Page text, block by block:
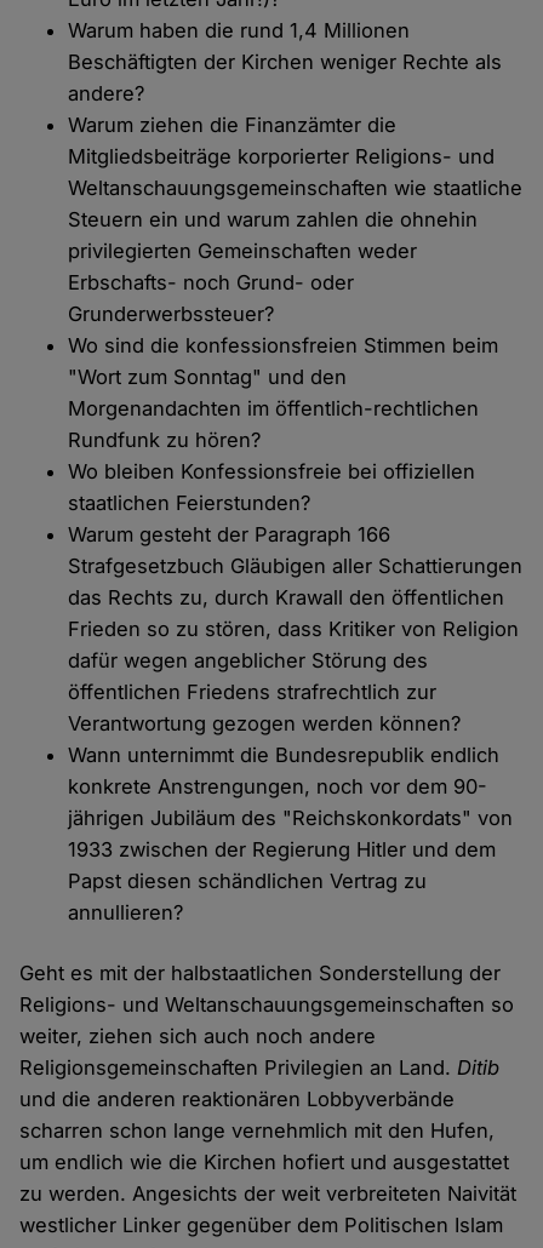
Warum haben die rund 1,4 Millionen
Beschäftigten der Kirchen weniger Rechte als
andere?
Warum ziehen die Finanzämter die
Mitgliedsbeiträge korporierter Religions- und
Weltanschauungsgemeinschaften wie staatliche
Steuern ein und warum zahlen die ohnehin
privilegierten Gemeinschaften weder
Erbschafts- noch Grund- oder
Grunderwerbssteuer?
Wo sind die konfessionsfreien Stimmen beim
"Wort zum Sonntag" und den
Morgenandachten im öffentlich-rechtlichen
Rundfunk zu hören?
Wo bleiben Konfessionsfreie bei offiziellen
staatlichen Feierstunden?
Warum gesteht der Paragraph 166
Strafgesetzbuch Gläubigen aller Schattierungen
das Rechts zu, durch Krawall den öffentlichen
Frieden so zu stören, dass Kritiker von Religion
dafür wegen angeblicher Störung des
öffentlichen Friedens strafrechtlich zur
Verantwortung gezogen werden können?
Wann unternimmt die Bundesrepublik endlich
konkrete Anstrengungen, noch vor dem 90-
jährigen Jubiläum des "Reichskonkordats" von
1933 zwischen der Regierung Hitler und dem
Papst diesen schändlichen Vertrag zu
annullieren?
Geht es mit der halbstaatlichen Sonderstellung der
Religions- und Weltanschauungsgemeinschaften so
weiter, ziehen sich auch noch andere
Religionsgemeinschaften Privilegien an Land.Ditib
und die anderen reaktionären Lobbyverbände
scharren schon lange vernehmlich mit den Hufen,
um endlich wie die Kirchen hofiert und ausgestattet
zu werden. Angesichts der weit verbreiteten Naivität
westlicher Linker gegenüber dem Politischen Islam